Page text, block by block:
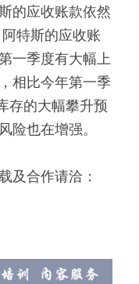
的应收账款依然
特斯的应收账
一季度有大幅上
相比今年第一季
存的大幅攀升预
险也在增强。
及合作请洽：